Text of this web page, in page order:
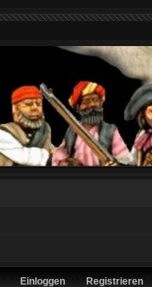
Einloggen Registrieren